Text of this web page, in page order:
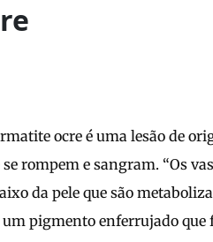
ocre é uma lesão de
rompem e sangram. “Os
da pele que são
pigmento enferrujado que